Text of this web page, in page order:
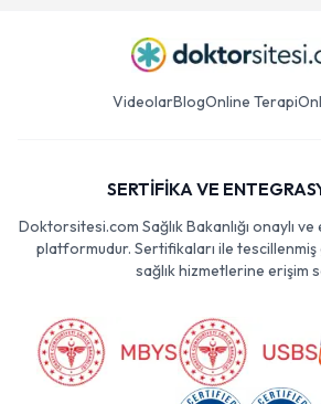
VideolarBlogOnline Terapi
SERTİFİKA VE
Doktorsitesi.com Sağlık Bakanlığı onaylı
platformudur. Sertifikaları ile tescillenmiş
sağlık hizmetlerine erişim